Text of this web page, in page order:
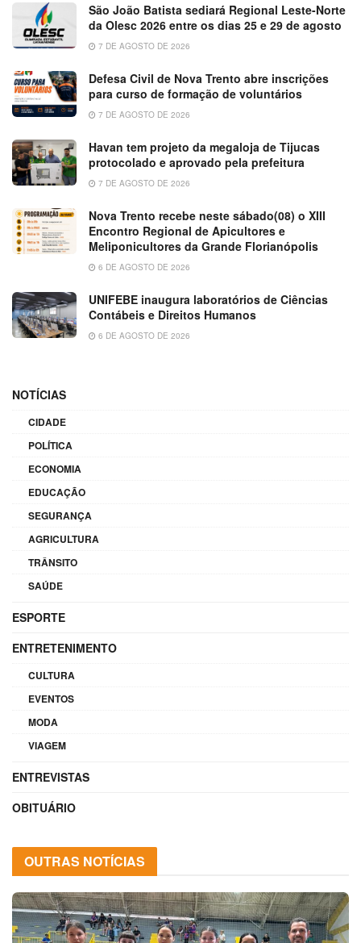
São João Batista sediará Regional Leste-Norte
da Olesc 2026 entre os dias 25 e 29 de agosto
7 DE AGOSTO DE 2026
Defesa Civil de Nova Trento abre inscrições
para curso de formação de voluntários
7 DE AGOSTO DE 2026
Havan tem projeto da megaloja de Tijucas
protocolado e aprovado pela prefeitura
7 DE AGOSTO DE 2026
Nova Trento recebe neste sábado(08) o XIII
Encontro Regional de Apicultores e
Meliponicultores da Grande Florianópolis
6 DE AGOSTO DE 2026
UNIFEBE inaugura laboratórios de Ciências
Contábeis e Direitos Humanos
6 DE AGOSTO DE 2026
NOTÍCIAS
CIDADE
POLÍTICA
ECONOMIA
EDUCAÇÃO
SEGURANÇA
AGRICULTURA
TRÂNSITO
SAÚDE
ESPORTE
ENTRETENIMENTO
CULTURA
EVENTOS
MODA
VIAGEM
ENTREVISTAS
OBITUÁRIO
OUTRAS NOTÍCIAS